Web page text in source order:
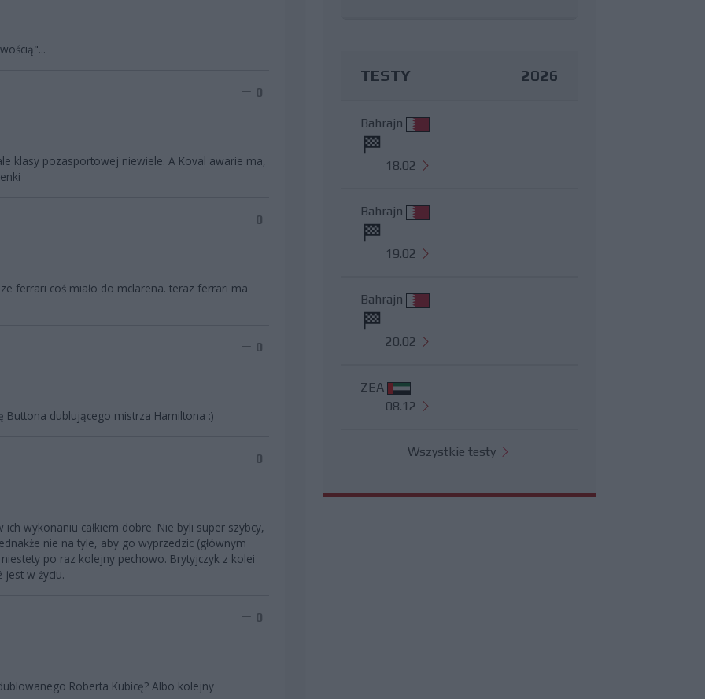
0
klasy pozasportowej niewiele. A Koval awarie ma,
0
ferrari coś miało do mclarena. teraz ferrari ma
0
Buttona dublującego mistrza Hamiltona :)
0
wykonaniu całkiem dobre. Nie byli super szybcy,
nie na tyle, aby go wyprzedzic (głównym
po raz kolejny pechowo. Brytyjczyk z kolei
jest w życiu.
0
Roberta Kubicę? Albo kolejny
TESTY 2026
Bahrajn
18.02
Bahrajn
19.02
Bahrajn
20.02
ZEA
08.12
Wszystkie testy